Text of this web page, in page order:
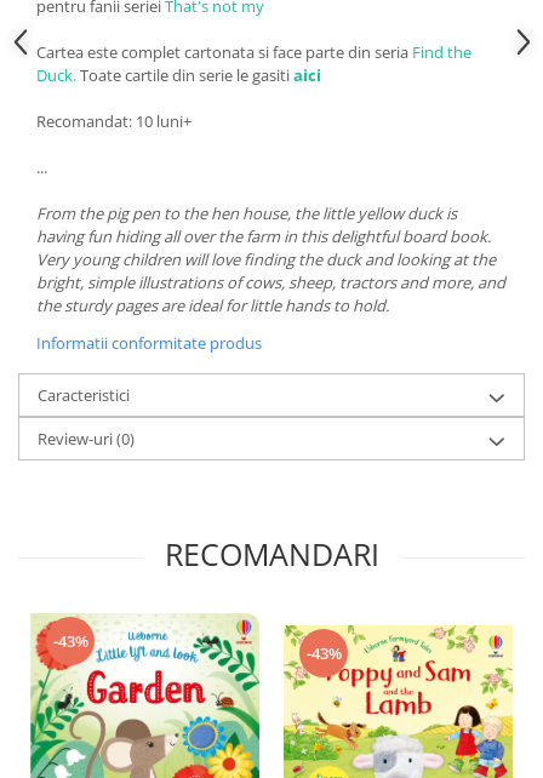
pentru fanii serieiThat's not my
Cartea este complet cartonata si face parte din seria Find the
Duck.Toate cartile din serie le gasitiaici
Recomandat: 10 luni+
...
From the pig pen to the hen house, the little yellow duck is
having fun hiding all over the farm in this delightful board book.
Very young children will love finding the duck and looking at the
bright, simple illustrations of cows, sheep, tractors and more, and
the sturdy pages are ideal for little hands to hold.
Informatii conformitate produs
Caracteristici
Review-uri(0)
RECOMANDARI
-43%
-43%